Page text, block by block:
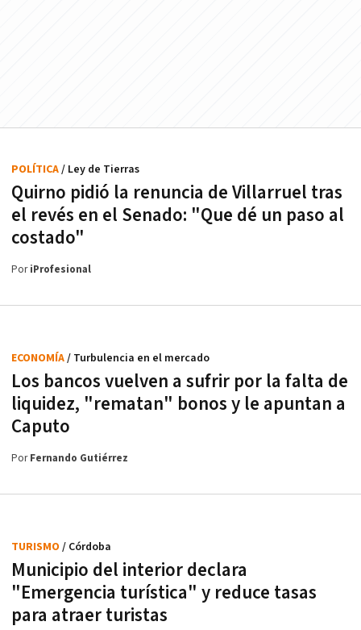
Quirno pidió la renuncia de Villarruel tras
el revés en el Senado: "Que dé un paso al
costado"
POLÍTICA/ Ley de Tierras
PoriProfesional
Los bancos vuelven a sufrir por la falta de
liquidez, "rematan" bonos y le apuntan a
Caputo
ECONOMÍA/ Turbulencia en el mercado
PorFernando Gutiérrez
Municipio del interior declara
"Emergencia turística" y reduce tasas
para atraer turistas
TURISMO / Córdoba